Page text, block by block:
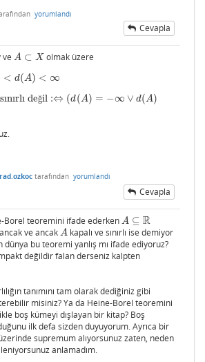
yorumlandı
Cevapla
ve A ⊂ X
A⊂X olmak üzere
< d(A) < ∞
<d (A)<∞
sınırlı değil :⇔ (d(A) = −∞ ∨ d(A)
:⇔A,sınırlı değil:⇔(d(A)=−∞∨d(A)=∞ )
tarafından yorumlandı
Cevapla
Borel teoremini ifade ederken A ⊆ R
A⊆R
ve ancak A
A kapalı ve sınırlı ise demiyor
dünya bu teoremi yanlış mı ifade ediyoruz?
değildir falan derseniz kalpten
tanımını tam olarak dediğiniz gibi
misiniz? Ya da Heine-Borel teoremini
boş kümeyi dışlayan bir kitap? Boş
ilk defa sizden duyuyorum. Ayrıca bir
supremum alıyorsunuz zaten, neden
anlamadım.